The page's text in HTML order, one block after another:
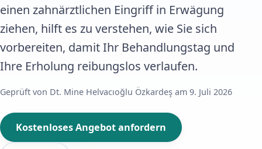
einen zahnärztlichen Eingriff in Erwägung
ziehen, hilft es zu verstehen, wie Sie sich
vorbereiten, damit Ihr Behandlungstag und
Ihre Erholung reibungslos verlaufen.
Geprüft von Dt. Mine Helvacıoğlu Özkardeş am 9. Juli 2026
Kostenloses Angebot anfordern